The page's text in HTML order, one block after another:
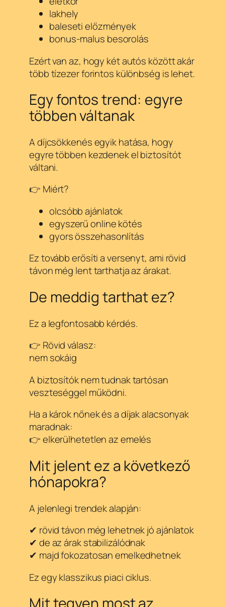
lakhely
baleseti előzmények
bonus-malus besorolás
Ezért van az, hogy két autós között akár
több tízezer forintos különbség is lehet.
Egy fontos trend: egyre
többen váltanak
A díjcsökkenés egyik hatása, hogy
egyre többen kezdenek el biztosítót
váltani.
👉 Miért?
olcsóbb ajánlatok
egyszerű online kötés
gyors összehasonlítás
Ez tovább erősíti a versenyt, ami rövid
távon még lent tarthatja az árakat.
De meddig tarthat ez?
Ez a legfontosabb kérdés.
👉 Rövid válasz:
nem sokáig
A biztosítók nem tudnak tartósan
veszteséggel működni.
Ha a károk nőnek és a díjak alacsonyak
maradnak:
👉 elkerülhetetlen az emelés
Mit jelent ez a következő
hónapokra?
A jelenlegi trendek alapján:
✔ rövid távon még lehetnek jó ajánlatok
✔ de az árak stabilizálódnak
✔ majd fokozatosan emelkedhetnek
Ez egy klasszikus piaci ciklus.